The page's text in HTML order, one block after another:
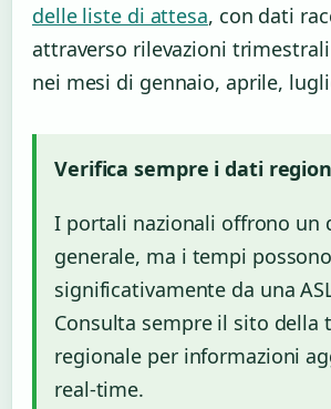
delle liste di attesa, con dati
attraverso rilevazioni
nei mesi di gennaio, aprile,
Verifica sempre i dati
I portali nazionali offrono un
generale, ma i tempi
significativamente da una
Consulta sempre il sito della
regionale per informazioni
real-time.